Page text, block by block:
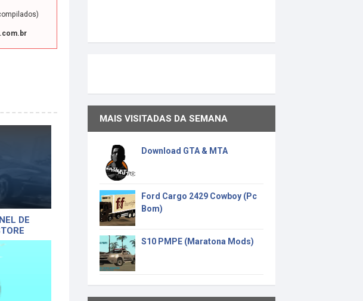
DE
MAIS VISITADAS DA SEMANA
Download GTA & MTA
Ford Cargo 2429 Cowboy (Pc
Bom)
S10 PMPE (Maratona Mods)